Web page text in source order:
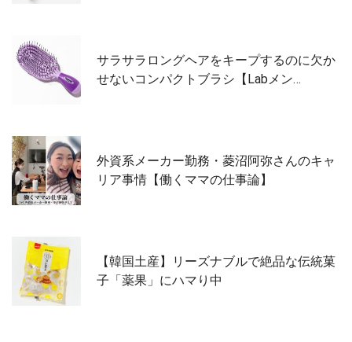
サラサラロングヘアをキープするのに欠か
せないコンパクトブラシ【Labメン…
外資系メーカー勤務・菱沼阿弥さんのキャ
リア事情【働くママの仕事論】
【韓国土産】リーズナブルで絶品な伝統菓
子「薬果」にハマり中